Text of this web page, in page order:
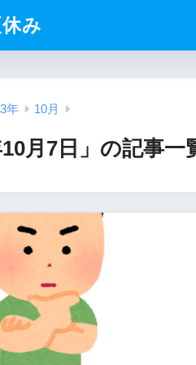
み
年 10月
10月7日」の記事一